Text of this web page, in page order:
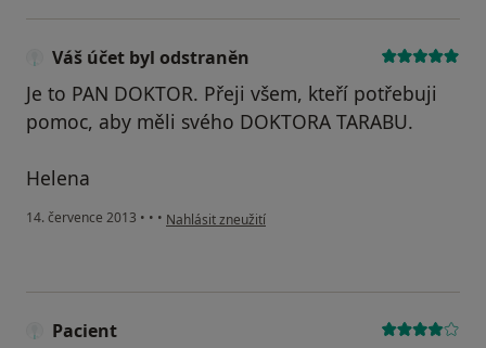
Váš účet byl odstraněn
Je to PAN DOKTOR. Přeji všem, kteří potřebuji
pomoc, aby měli svého DOKTORA TARABU.
Helena
14. července 2013 • • • podle názoru uživatele Váš účet byl odstraněn
Nahlásit zneužití
Pacient